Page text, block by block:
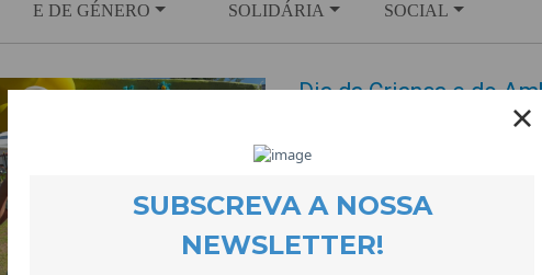
E DE GÉNERO
SOLIDÁRIA
SOCIAL
Dia da Criança e do
26 June 2025
No dia 5 de Junho assinalámos
Ambiente, com um dia repleto